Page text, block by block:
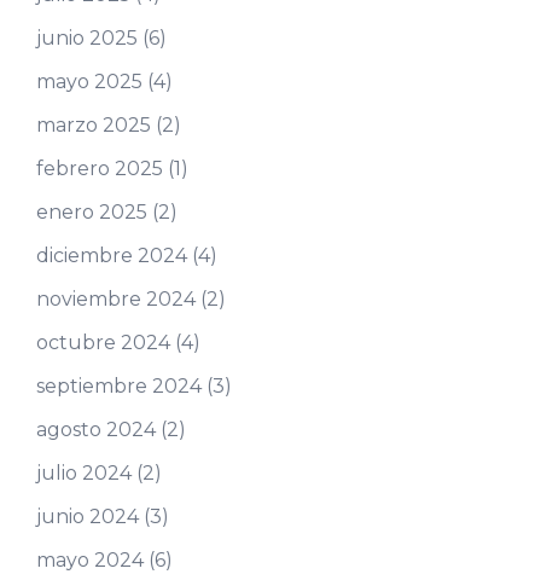
junio 2025 (6)
mayo 2025 (4)
marzo 2025 (2)
febrero 2025 (1)
enero 2025 (2)
diciembre 2024(4)
noviembre 2024(2)
octubre 2024(4)
septiembre 2024(3)
agosto 2024(2)
julio 2024(2)
junio 2024(3)
mayo 2024(6)